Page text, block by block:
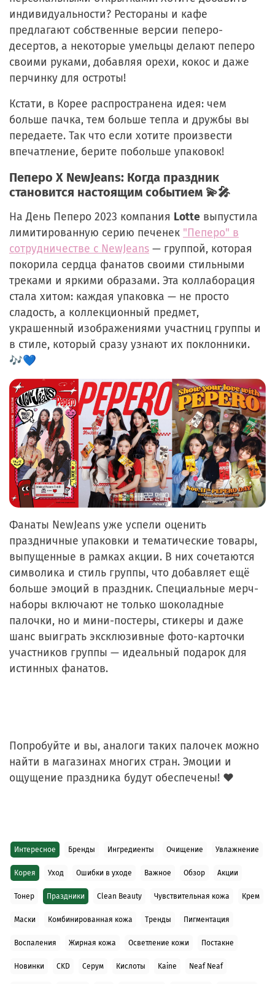
Интересное Бренды Ингредиенты Очищение Увлажнение
Корея Уход Ошибки в уходе Важное Обзор Акции
Тонер Праздники Clean Beauty Чувствительная кожа Крем
Маски Комбинированная кожа Тренды Пигментация
Воспаления Жирная кожа Осветление кожи Постакне
Новинки CKD Серум Кислоты Kaine Neaf Neaf
индивидуальности? Рестораны и кафе
предлагают собственные версии пеперо-
десертов, а некоторые умельцы делают пеперо
своими руками, добавляя орехи, кокос и даже
перчинку для остроты!
Кстати, в Корее распространена идея: чем
больше пачка, тем больше тепла и дружбы вы
передаете. Так что если хотите произвести
впечатление, берите побольше упаковок!
Пеперо X NewJeans: Когда праздник
становится настоящим событием 💫🎤
На День Пеперо 2023 компания Lotte выпустила
лимитированную серию печенек "Пеперо" в
сотрудничестве с NewJeans — группой, которая
покорила сердца фанатов своими стильными
треками и яркими образами. Эта коллаборация
стала хитом: каждая упаковка — не просто
сладость, а коллекционный предмет,
украшенный изображениями участниц группы и
в стиле, который сразу узнают их поклонники.
🎶💙
Фанаты NewJeans уже успели оценить
праздничные упаковки и тематические товары,
выпущенные в рамках акции. В них сочетаются
символика и стиль группы, что добавляет ещё
больше эмоций в праздник. Специальные мерч-
наборы включают не только шоколадные
палочки, но и мини-постеры, стикеры и даже
шанс выиграть эксклюзивные фото-карточки
участников группы — идеальный подарок для
истинных фанатов.
Попробуйте и вы, аналоги таких палочек можно
найти в магазинах многих стран. Эмоции и
ощущение праздника будут обеспечены! ❤️